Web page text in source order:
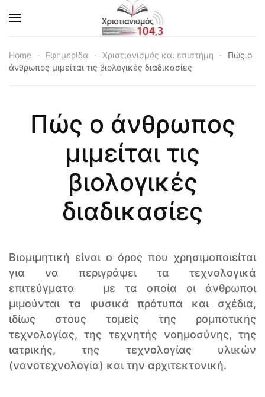
Skip to main content
Home Εφημερίδα Χριστιανισμός και επιστήμη
Πώς ο
άνθρωπος μιμείται τις βιολογικές διαδικασίες
Πώς ο άνθρωπος
μιμείται τις
βιολογικές
διαδικασίες
Βιομιμητική είναι ο όρος που χρησιμοποιείται
για να περιγράψει τα τεχνολογικά
επιτεύγματα με τα οποία οι άνθρωποι
μιμούνται τα φυσικά πρότυπα και σχέδια,
ιδίως στους τομείς της ρομποτικής
τεχνολογίας, της τεχνητής νοημοσύνης, της
ιατρικής, της τεχνολογίας υλικών
(νανοτεχνολογία) και την αρχιτεκτονική.